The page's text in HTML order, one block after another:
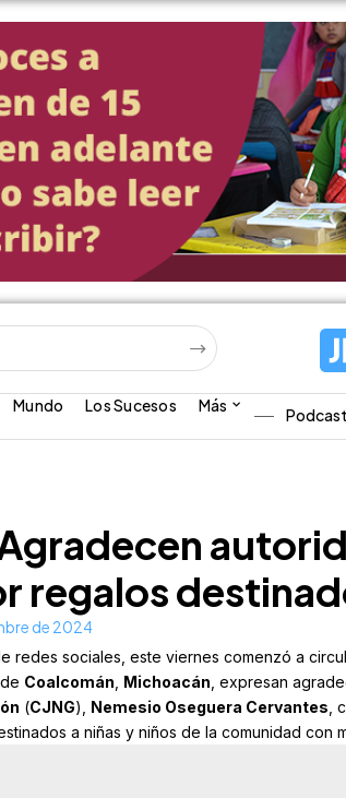
Mundo Los Sucesos Más Podcast
regalos
de 2024
redes sociales, este viernes comenzó a
Coalcomán Michoacán , expresan
(CJNG), Nemesio Oseguera Cervantes ,
a niñas y niños de la comunidad con